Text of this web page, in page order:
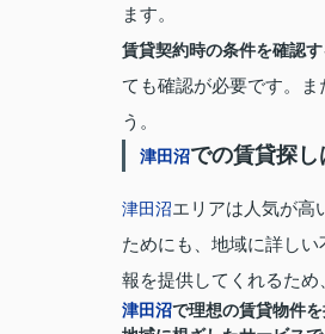
ます。
賃貸契約時の条件を確認す
ても確認が必要です。
う。
津田沼での賃貸探し
津田沼エリアは人気が高
ためにも、地域に詳し
報を提供してくれるため
津田沼で理想の賃貸物件